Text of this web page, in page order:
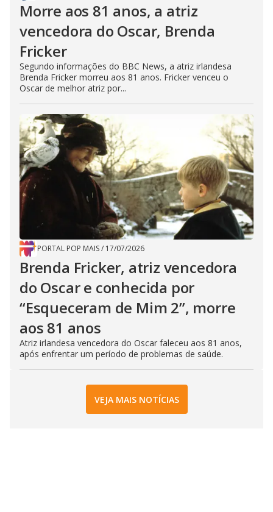
Morre aos 81 anos, a atriz
vencedora do Oscar, Brenda
Fricker
Segundo informações do BBC News, a atriz irlandesa
Brenda Fricker morreu aos 81 anos. Fricker venceu o
Oscar de melhor atriz por...
PORTAL POP MAIS/ 17/07/2026
Brenda Fricker, atriz vencedora
do Oscar e conhecida por
“Esqueceram de Mim 2”, morre
aos 81 anos
Atriz irlandesa vencedora do Oscar faleceu aos 81 anos,
após enfrentar um período de problemas de saúde.
VEJA MAIS NOTÍCIAS